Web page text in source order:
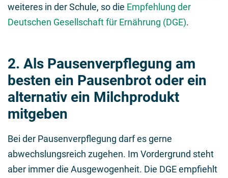
weiteres in der Schule, so die Empfehlung der
Deutschen Gesellschaft für Ernährung (DGE).
2. Als Pausenverpflegung am
besten ein Pausenbrot oder ein
alternativ ein Milchprodukt
mitgeben
Bei der Pausenverpflegung darf es gerne
abwechslungsreich zugehen. Im Vordergrund steht
aber immer die Ausgewogenheit. Die DGE empfiehlt